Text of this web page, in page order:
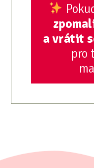
a vrátit
pro